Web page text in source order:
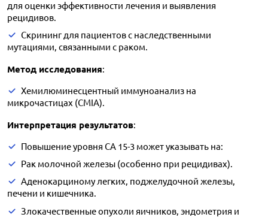
для оценки эффективности лечения и выявления
рецидивов.
Скрининг для пациентов с наследственными
мутациями, связанными с раком.
Метод исследования:
Хемилюминесцентный иммуноанализ на
микрочастицах (CMIA).
Интерпретация результатов:
Повышение уровня CA 15-3 может указывать на:
Рак молочной железы (особенно при рецидивах).
Аденокарциному легких, поджелудочной железы,
печени и кишечника.
Злокачественные опухоли яичников, эндометрия и